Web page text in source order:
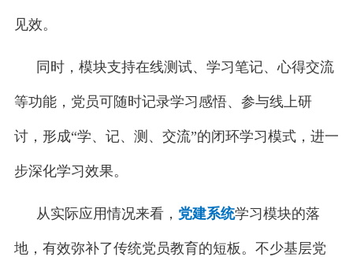
见效。
同时，模块支持在线测试、学习笔记、心得交流
等功能，党员可随时记录学习感悟、参与线上研
讨，形成“学、记、测、交流”的闭环学习模式，进一
步深化学习效果。
从实际应用情况来看， 党建系统学习模块的落
地，有效弥补了传统党员教育的短板。不少基层党